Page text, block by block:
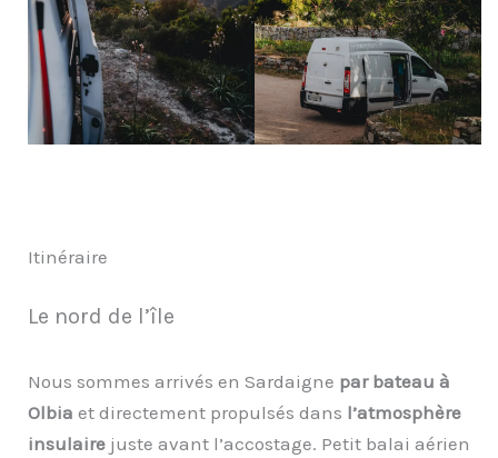
Itinéraire
Le nord de l’île
Nous sommes arrivés en Sardaigne par bateau à
Olbia et directement propulsés dans l’atmosphère
insulaire juste avant l’accostage. Petit balai aérien